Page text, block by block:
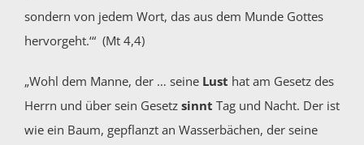
sondern von jedem Wort, das aus dem Munde Gottes
hervorgeht.‘“ (Mt 4,4)
„Wohl dem Manne, der … seine Lust hat am Gesetz des
Herrn und über sein Gesetz sinnt Tag und Nacht. Der ist
wie ein Baum, gepflanzt an Wasserbächen, der seine